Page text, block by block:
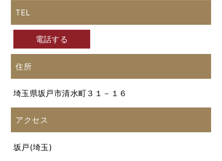
TEL
電話する
住所
埼玉県坂戸市清水町３１－１６
アクセス
坂戸(埼玉)